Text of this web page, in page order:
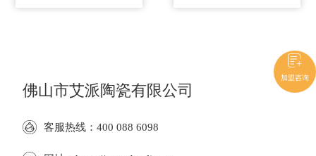
佛山市艾派陶瓷有限公司
客服热线：400 088 6098
加盟咨询